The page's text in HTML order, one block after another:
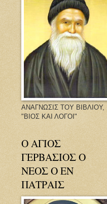
ΑΝΑΓΝΩΣΙΣ ΤΟΥ ΒΙΒΛΙΟΥ,
"ΒΙΟΣ ΚΑΙ ΛΟΓΟΙ"
Ο ΑΓΙΟΣ
ΓΕΡΒΑΣΙΟΣ Ο
ΝΕΟΣ Ο ΕΝ
ΠΑΤΡΑΙΣ